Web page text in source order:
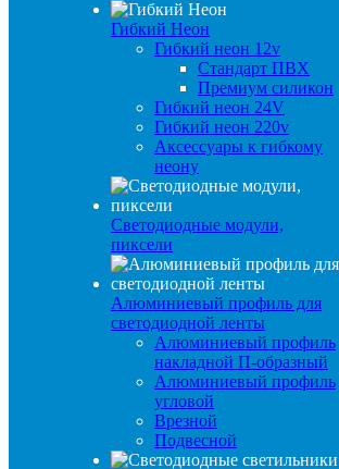
Гибкий Неон
Гибкий неон 12v
Стандарт ПВХ
Премиум силикон
Гибкий неон 24V
Гибкий неон 220v
Аксессуары к гибкому
неону
Светодиодные модули,
пиксели
Алюминиевый профиль для
светодиодной ленты
Алюминиевый профиль
накладной П-образный
Алюминиевый профиль
угловой
Врезной
Подвесной